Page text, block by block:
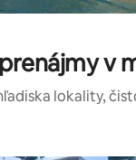
v
lokality,